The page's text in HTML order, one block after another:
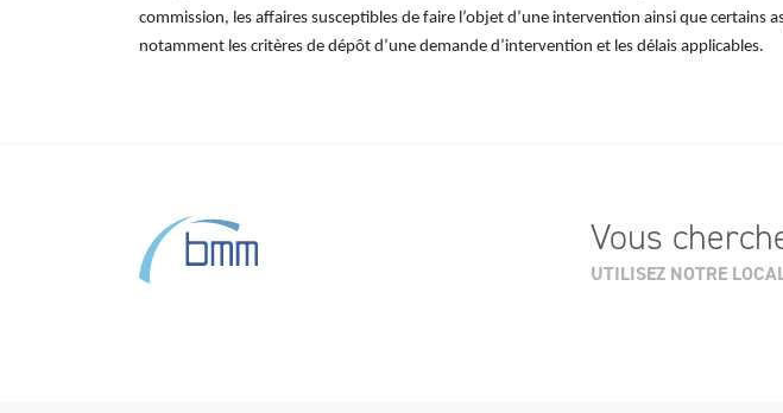
commission, les affaires susceptibles de faire l’objet d’une intervention ainsi que certains
notamment les critères de dépôt d’une demande d’intervention et les délais applicables.
Vous
UTILISEZ NOTRE